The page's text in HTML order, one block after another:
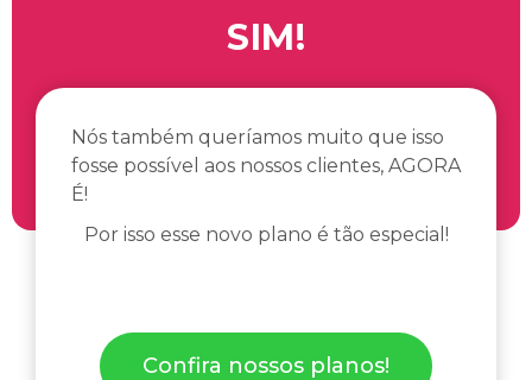
SIM!
Nós também queríamos muito que isso
fosse possível aos nossos clientes, AGORA
É!
Por isso esse novo plano é tão especial!
Confira nossos planos!